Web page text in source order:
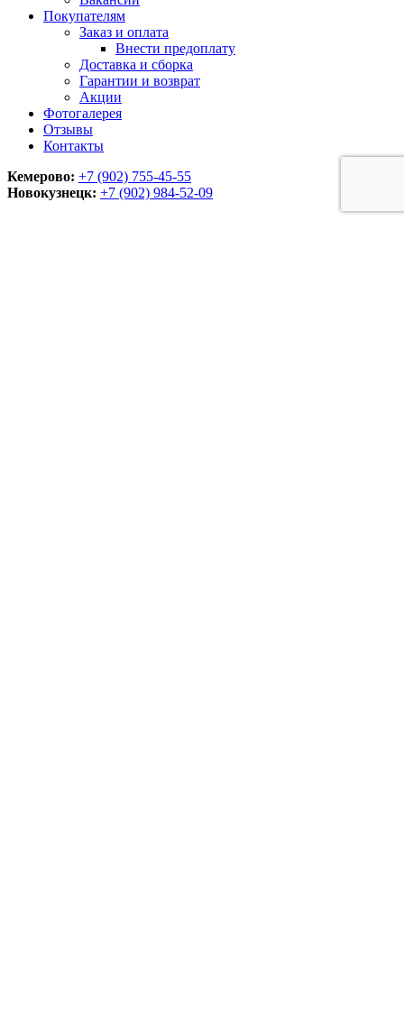
Покупателям
Заказ и оплата
Внести предоплату
Доставка и сборка
Гарантии и возврат
Акции
Фотогалерея
Отзывы
Контакты
Кемерово: +7 (902) 755-45-55
Новокузнецк: +7 (902) 984-52-09